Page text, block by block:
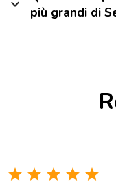
expand_more
più grandi di
star star star star star